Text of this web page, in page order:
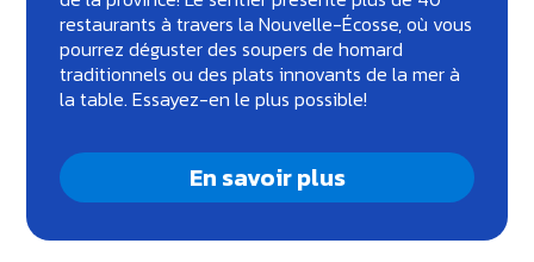
restaurants à travers la Nouvelle-Écosse, où vous
pourrez déguster des soupers de homard
traditionnels ou des plats innovants de la mer à
la table. Essayez-en le plus possible!
En savoir plus